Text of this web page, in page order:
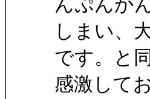
しまい、
です。と
感激して